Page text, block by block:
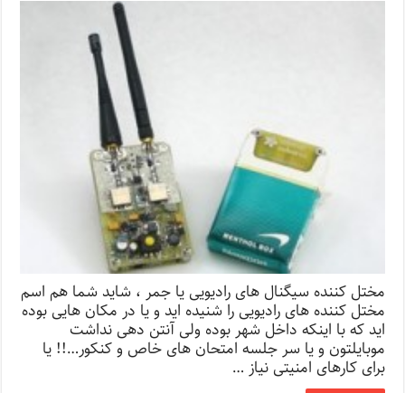
مختل کننده سیگنال های رادیویی یا جمر ، شاید شما هم اسم
مختل کننده های رادیویی را شنیده اید و یا در مکان هایی بوده
اید که با اینکه داخل شهر بوده ولی آنتن دهی نداشت
موبایلتون و یا سر جلسه امتحان های خاص و کنکور…!! یا
برای کارهای امنیتی نیاز …